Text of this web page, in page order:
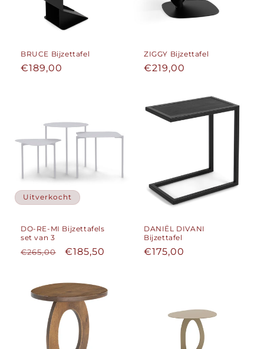
BRUCE Bijzettafel
Normale
€189,00
ZIGGY Bijzettafel
Normale
€219,00
Uitverkocht
DO-RE-MI Bijzettafels
set van 3
Normale
€265,00 Aanbiedingsprijs
€185,50
DANIËL DIVANI
Bijzettafel
Normale
€175,00